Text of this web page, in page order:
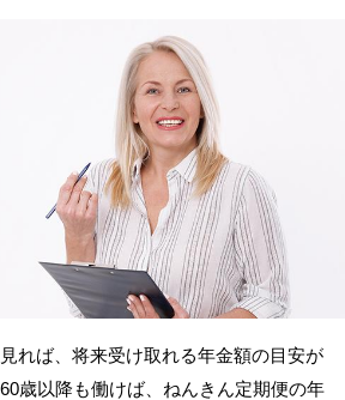
れば、将来受け取れる年金額の目安が
歳以降も働けば、ねんきん定期便の年